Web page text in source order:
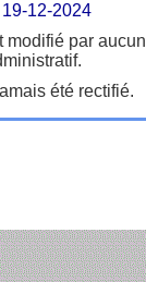
12-2024
modifié par aucun
été rectifié.